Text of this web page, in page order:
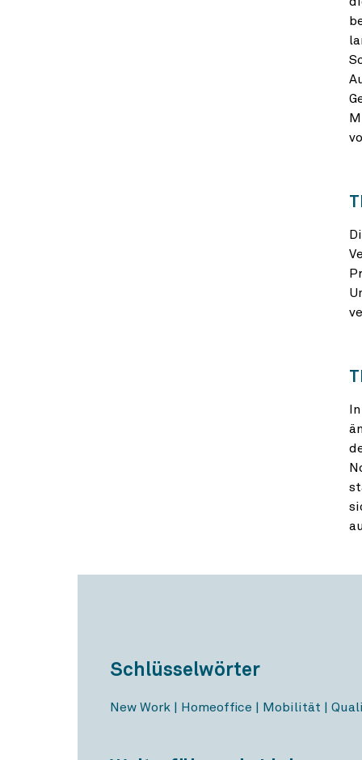
Schlüsselwörter
New Work | Homeoffice | Mobilität |